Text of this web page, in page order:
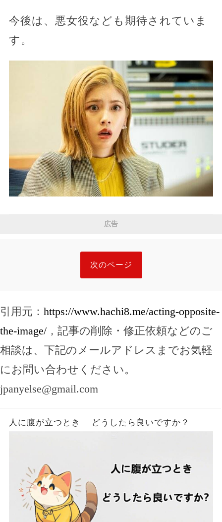
今後は、悪女役なども期待されていま
す。
広告
次のページ
引用元： https://www.hachi8.me/acting-opposite-
the-image/ ，記事の削除・修正依頼などのご
相談は、下記のメールアドレスまでお気軽
にお問い合わせください。
jpanyelse@gmail.com
人に腹が立つとき どうしたら良いですか？